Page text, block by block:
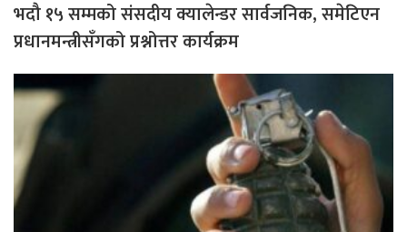
भदौ १५ सम्मको संसदीय क्यालेन्डर सार्वजनिक, समेटिएन
प्रधानमन्त्रीसँगको प्रश्नोत्तर कार्यक्रम